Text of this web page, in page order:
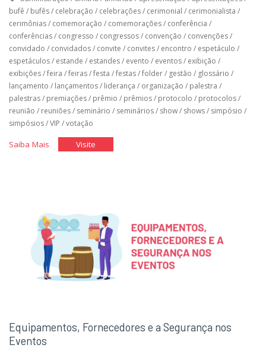
bufê / bufês/ celebração / celebrações/ cerimonial / cerimonialista /
cerimônias/ comemoração / comemorações/ conferência /
conferências/ congresso / congressos/ convenção / convenções/
convidado / convidados/ convite / convites/ encontro / espetáculo /
espetáculos/ estande / estandes/ evento / eventos/ exibição /
exibições/feira /feiras/festa /festas/folder/ gestão / glossário /
lançamento / lançamentos/ liderança / organização / palestra /
palestras/ premiações/ prêmio / prêmios/ protocolo / protocolos/
reunião / reuniões/ seminário / seminários/ show/ shows/ simpósio /
simpósios/VIP /votação
Saiba Mais"GlossárioVisite"Glossário
Equipamentos, Fornecedores e a Segurança nos
Eventos